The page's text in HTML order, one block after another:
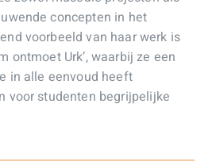
concepten in het
voorbeeld van haar werk is
ontmoet Urk’, waarbij ze een
in alle eenvoud heeft
voor studenten begrijpelijke